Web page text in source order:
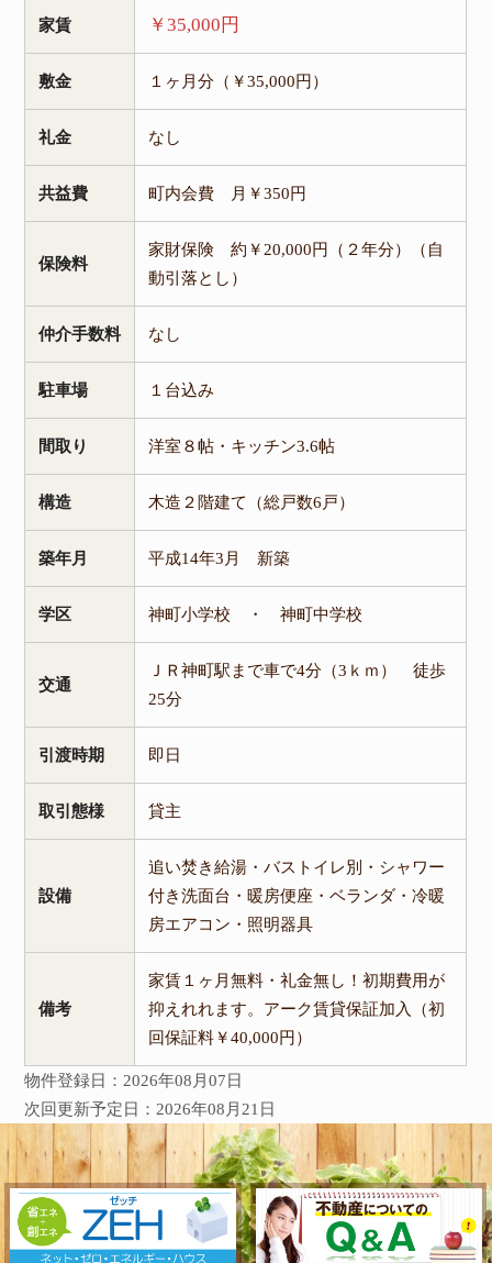
家賃 ￥35,000円
敷金 １ヶ月分（￥35,000円）
礼金 なし
共益費 町内会費 月￥350円
保険料
家財保険 約￥20,000円（２年分）（自
動引落とし）
仲介手数料 なし
駐車場 １台込み
間取り 洋室８帖・キッチン3.6帖
構造 木造２階建て（総戸数6戸）
築年月 平成14年3月 新築
学区 神町小学校 ・ 神町中学校
交通
ＪＲ神町駅まで車で4分（3ｋｍ） 徒歩
25分
引渡時期 即日
取引態様 貸主
設備
追い焚き給湯・バストイレ別・シャワー
付き洗面台・暖房便座・ベランダ・冷暖
房エアコン・照明器具
備考
家賃１ヶ月無料・礼金無し！初期費用が
抑えれれます。アーク賃貸保証加入（初
回保証料￥40,000円）
物件登録日：2026年08月07日
次回更新予定日：2026年08月21日